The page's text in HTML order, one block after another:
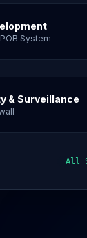
System
& Surveillance
All